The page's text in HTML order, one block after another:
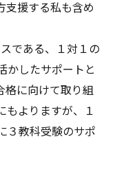
支援する私も含め
である、１対１の
かしたサポートと
格に向けて取り組
もよりますが、１
３教科受験のサポ